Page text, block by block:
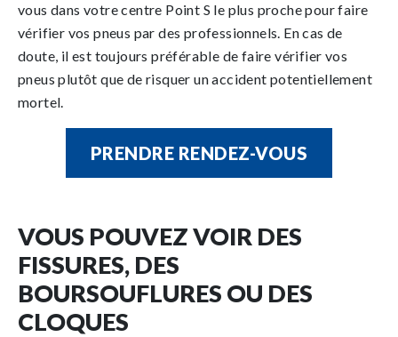
vous dans votre centre Point S le plus proche pour faire
vérifier vos pneus par des professionnels. En cas de
doute, il est toujours préférable de faire vérifier vos
pneus plutôt que de risquer un accident potentiellement
mortel.
PRENDRE RENDEZ-VOUS
VOUS POUVEZ VOIR DES
FISSURES, DES
BOURSOUFLURES OU DES
CLOQUES